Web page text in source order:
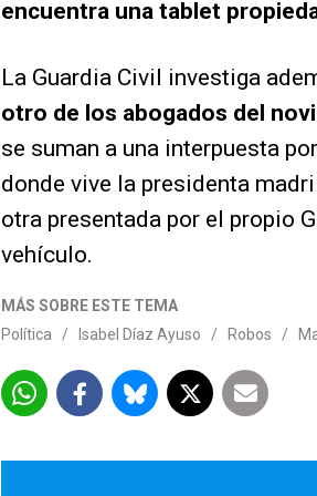
encuentra una tablet
La Guardia Civil investiga
otro de los abogados del
se suman a una interpuesta
donde vive la presidenta
otra presentada por el propio
vehículo.
MÁS SOBRE ESTE TEMA
Política
/ Isabel Díaz Ayuso / Robos /